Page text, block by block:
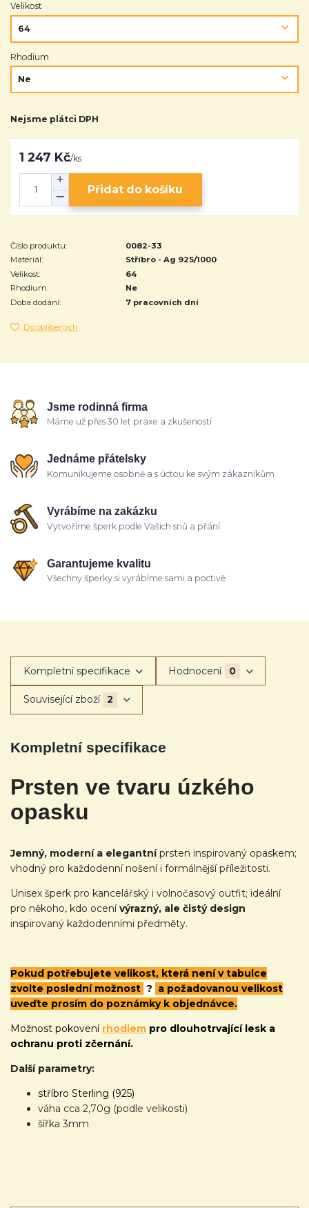
Velikost
Rhodium
Nejsme plátci DPH
1 247 Kč/ks
Přidat do košíku
Číslo produktu:
0082-33
Materiál:
Stříbro - Ag 925/1000
Velikost:
64
Rhodium:
Ne
Doba dodání:
7 pracovních dní
Do oblíbených
Jsme rodinná firma
Máme už přes 30 let praxe a zkušeností
Jednáme přátelsky
Komunikujeme osobně a s úctou ke svým zákazníkům
Vyrábíme na zakázku
Vytvoříme šperk podle Vašich snů a přání
Garantujeme kvalitu
Všechny šperky si vyrábíme sami a poctivě
Kompletní specifikace Hodnocení 0
Související zboží 2
Kompletní specifikace
Prsten ve tvaru úzkého
opasku
Jemný, moderní a elegantníprsten inspirovaný opaskem;
vhodný pro každodenní nošení i formálnější příležitosti.
Unisex šperk pro kancelářský i volnočasový outfit; ideální
pro někoho, kdo ocenívýrazný, ale čistý design
inspirovaný každodenními předměty.
Pokud potřebujete velikost, která není v tabulce
zvolte poslední možnost ? a požadovanou velikost
uveďte prosím do poznámky k objednávce.
Možnost pokovení rhodiem pro dlouhotrvající lesk a
ochranu proti zčernání.
Další parametry:
stříbro Sterling (925)
váha cca 2,70g (podle velikosti)
šířka 3mm